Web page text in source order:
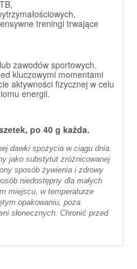
treningi trwające
zawodów sportowych.
kluczowymi momentami
aktywności fizycznej w celu
energii.
po 40 g każda.
dawki spożycia w ciągu dnia.
jako substytut zróżnicowanej
sposób żywienia i zdrowy
niedostępny dla małych
miejscu, w temperaturze
opakowaniu, poza
słonecznych. Chronić przed